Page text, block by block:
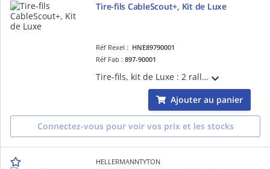
Tire-fils CableScout+, Kit de Luxe
Réf Rexel : HNE89790001
Réf Fab :897-90001
Tire-fils, kit de Luxe : 2 rallonges souples + 6 semi-rigides + 2 rigides de 1 m, rallonge très souple de 150mm, bague, adaptateur, crochet grande taille, boucle de guidage, tête ronde et tête plate de guidage, lampe torche LED, aimant
Ajouter au panier
Connectez-vous pour voir vos prix et les stocks
HELLERMANNTYTON